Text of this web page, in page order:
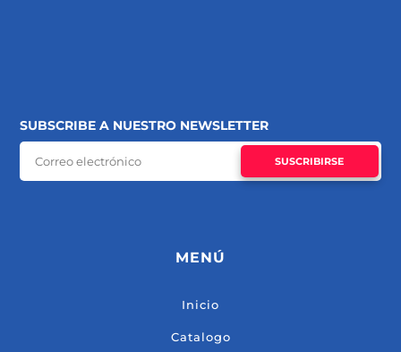
SUBSCRIBE A NUESTRO NEWSLETTER
SUSCRIBIRSE
MENÚ
Inicio
Catalogo